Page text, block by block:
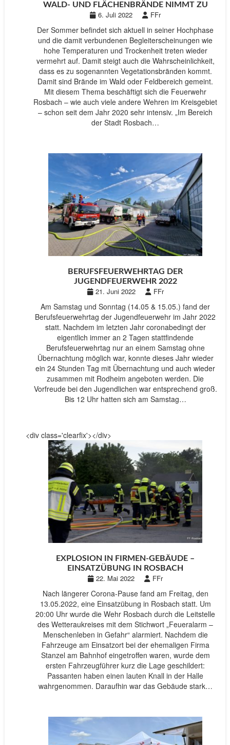
WALD- UND FLÄCHENBRÄNDE NIMMT ZU
6. Juli 2022 FFr
Der Sommer befindet sich aktuell in seiner Hochphase
und die damit verbundenen Begleiterscheinungen wie
hohe Temperaturen und Trockenheit treten wieder
vermehrt auf. Damit steigt auch die Wahrscheinlichkeit,
dass es zu sogenannten Vegetationsbränden kommt.
Damit sind Brände im Wald oder Feldbereich gemeint.
Mit diesem Thema beschäftigt sich die Feuerwehr
Rosbach – wie auch viele andere Wehren im Kreisgebiet
– schon seit dem Jahr 2020 sehr intensiv. „Im Bereich
der Stadt Rosbach…
BERUFSFEUERWEHRTAG DER
JUGENDFEUERWEHR 2022
21. Juni 2022 FFr
Am Samstag und Sonntag (14.05 & 15.05.) fand der
Berufsfeuerwehrtag der Jugendfeuerwehr im Jahr 2022
statt. Nachdem im letzten Jahr coronabedingt der
eigentlich immer an 2 Tagen stattfindende
Berufsfeuerwehrtag nur an einem Samstag ohne
Übernachtung möglich war, konnte dieses Jahr wieder
ein 24 Stunden Tag mit Übernachtung und auch wieder
zusammen mit Rodheim angeboten werden. Die
Vorfreude bei den Jugendlichen war entsprechend groß.
Bis 12 Uhr hatten sich am Samstag…
<div class='clearfix'></div>
EXPLOSION IN FIRMEN-GEBÄUDE –
EINSATZÜBUNG IN ROSBACH
22. Mai 2022 FFr
Nach längerer Corona-Pause fand am Freitag, den
13.05.2022, eine Einsatzübung in Rosbach statt. Um
20:00 Uhr wurde die Wehr Rosbach durch die Leitstelle
des Wetteraukreises mit dem Stichwort „Feueralarm –
Menschenleben in Gefahr“ alarmiert. Nachdem die
Fahrzeuge am Einsatzort bei der ehemaligen Firma
Stanzel am Bahnhof eingetroffen waren, wurde dem
ersten Fahrzeugführer kurz die Lage geschildert:
Passanten haben einen lauten Knall in der Halle
wahrgenommen. Daraufhin war das Gebäude stark…